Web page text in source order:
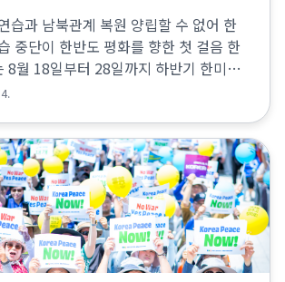
습과 남북관계 복원 양립할 수 없어 한
중단이 한반도 평화를 향한 첫 걸음 한
8월 18일부터 28일까지 하반기 한미연
프리덤실드(UFS)’를 진행할 예정이다.